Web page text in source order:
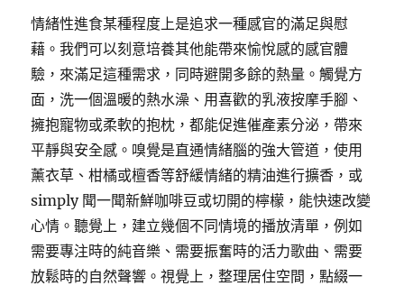
情緒性進食某種程度上是追求一種感官的滿足與慰
藉。我們可以刻意培養其他能帶來愉悅感的感官體
驗，來滿足這種需求，同時避開多餘的熱量。觸覺方
面，洗一個溫暖的熱水澡、用喜歡的乳液按摩手腳、
擁抱寵物或柔軟的抱枕，都能促進催產素分泌，帶來
平靜與安全感。嗅覺是直通情緒腦的強大管道，使用
薰衣草、柑橘或檀香等舒緩情緒的精油進行擴香，或
simply 聞一聞新鮮咖啡豆或切開的檸檬，能快速改變
心情。聽覺上，建立幾個不同情境的播放清單，例如
需要專注時的純音樂、需要振奮時的活力歌曲、需要
放鬆時的自然聲響。視覺上，整理居住空間，點綴一